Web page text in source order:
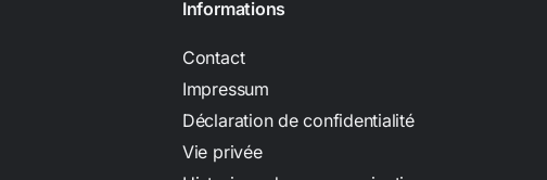
Informations
Contact
Impressum
Déclaration de confidentialité
Vie privée